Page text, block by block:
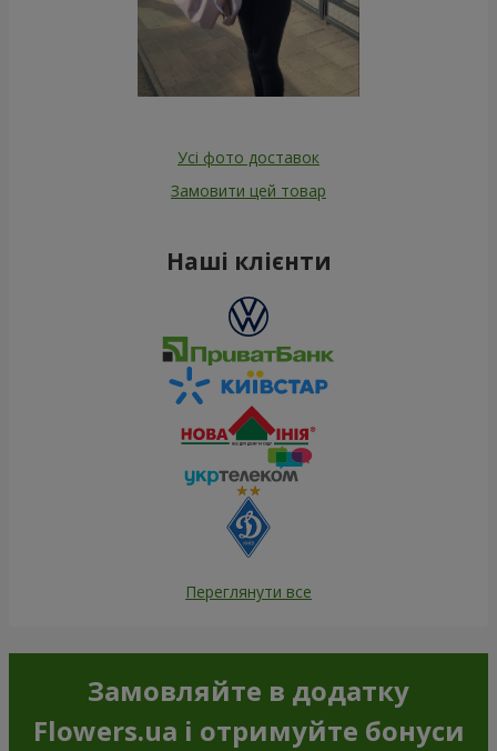
Усі фото доставок
Замовити цей товар
Наші клієнти
Переглянути все
Замовляйте в додатку
Flowers.ua і отримуйте бонуси